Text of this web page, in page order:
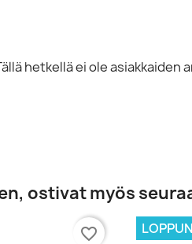
hetkellä ei ole asiakkaiden
ostivat myös
favorite_border